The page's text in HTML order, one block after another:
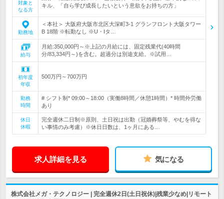
対象と
なる方
キル、「自ら学び成長したいという意欲をお持ちの方」
勤務地
＜本社＞ 大阪府大阪市北区大深町3-1 グランフロント大阪タワー
B 18階 ※転勤なし ※U・Iタ…
給与
月給:350,000円～※上記の月給には、固定残業代(40時間
分/83,334円～)を含む。超過分は別途支給。※試用…
初年度
年収
500万円～700万円
勤務
時間
# シフト制* 09:00～18:00（実働8時間／休憩1時間）* 時間外労働
あり
休日
休暇
完全週休二日制※原則、土日祝は出勤（冠婚葬祭等、やむを得な
い事情のみ考慮）※休日日数は、1ヶ月にある…
求人詳細を見る 気になる
株式会社メガ・テクノロジー | 完全週休2日(土日祝休)|残業少なめ|リモート